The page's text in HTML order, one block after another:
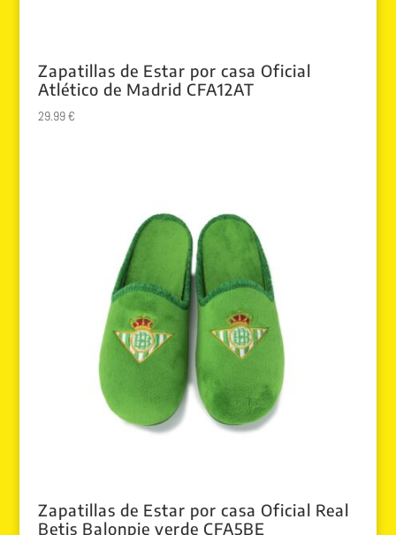
Zapatillas de Estar por casa Oficial
Atlético de Madrid CFA12AT
29.99€
Zapatillas de Estar por casa Oficial Real
Betis Balonpie verde CFA5BE